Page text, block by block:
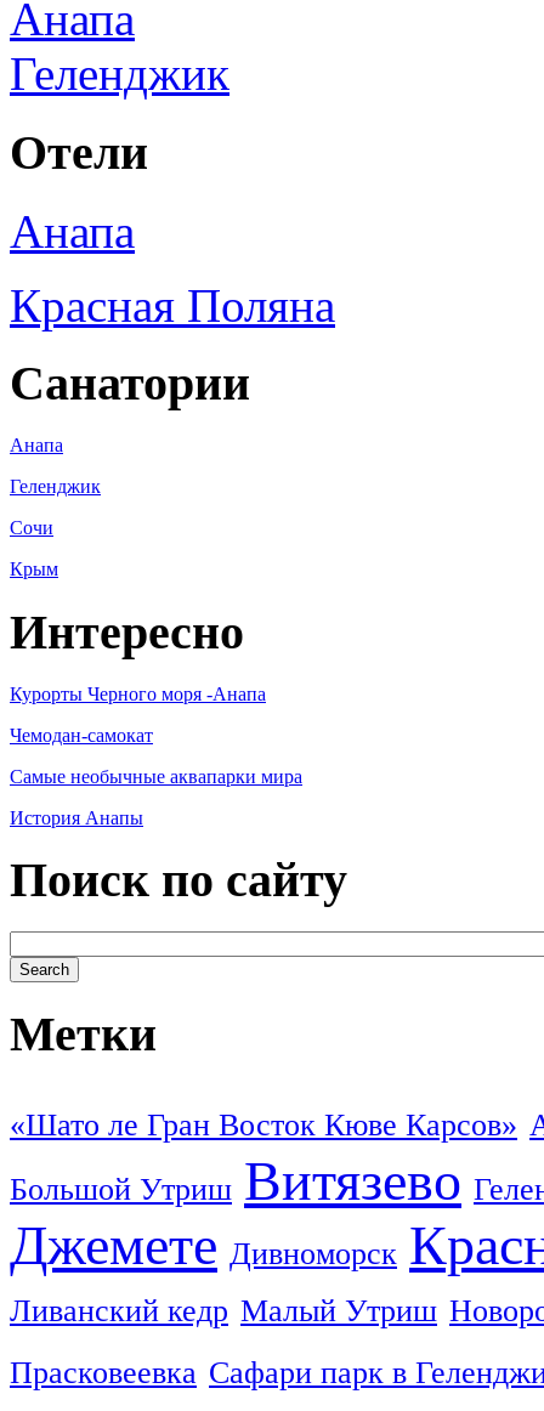
Анапа
Геленджик
Отели
Анапа
Красная Поляна
Санатории
Анапа
Геленджик
Сочи
Крым
Интересно
Курорты Черного моря -Анапа
Чемодан-самокат
Самые необычные аквапарки мира
История Анапы
Поиск по сайту
Метки
«Шато ле Гран Восток Кюве Карсов»
Большой Утриш Витязево
Джемете Дивноморск
Ливанский кедр Малый Утриш
Прасковеевка Сафари парк в